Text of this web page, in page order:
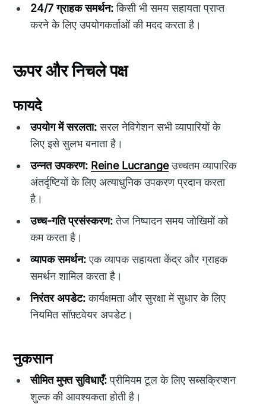
24/7 ग्राहक समर्थन:किसी भी समय सहायता प्राप्त
करने के लिए उपयोगकर्ताओं की मदद करता है।
ऊपर और निचले पक्ष
फायदे
उपयोग में सरलता:सरल नेविगेशन सभी व्यापारियों के
लिए इसे सुलभ बनाता है।
उन्नत उपकरण: Reine Lucrangeउच्चतम व्यापारिक
अंतर्दृष्टियों के लिए अत्याधुनिक उपकरण प्रदान करता
है।
उच्च-गति प्रसंस्करण:तेज निष्पादन समय जोखिमों को
कम करता है।
व्यापक समर्थन:एक व्यापक सहायता केंद्र और ग्राहक
समर्थन शामिल करता है।
निरंतर अपडेट:कार्यक्षमता और सुरक्षा में सुधार के लिए
नियमित सॉफ़्टवेयर अपडेट।
नुकसान
सीमित मुफ्त सुविधाएँ:प्रीमियम टूल के लिए सब्सक्रिप्शन
शुल्क की आवश्यकता होती है।